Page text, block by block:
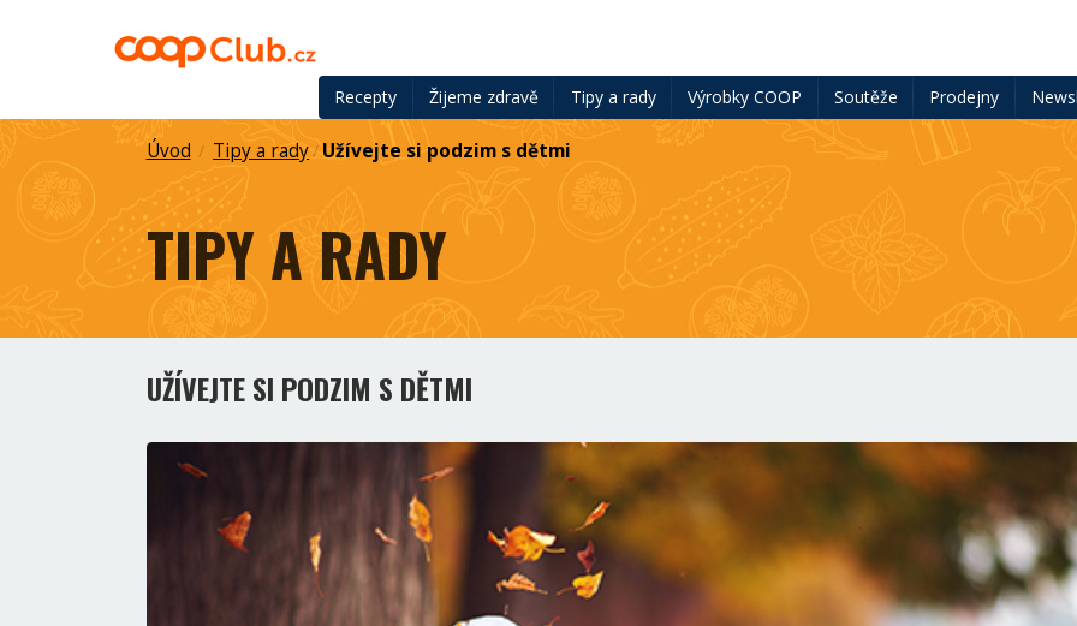
Recepty Žijeme zdravě Tipy a rady Výrobky COOP Soutěže Prodejny
Úvod / Tipy a rady/ Užívejte si podzim s dětmi
TIPY A RADY
UŽÍVEJTE SI PODZIM S DĚTMI